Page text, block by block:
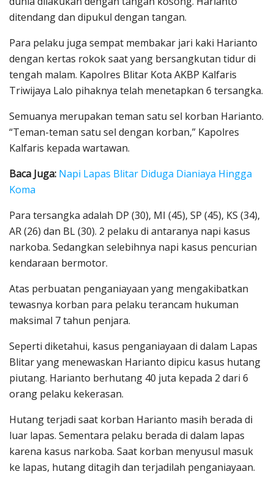
ditendang dan dipukul dengan tangan.
Para pelaku juga sempat membakar jari kaki Harianto
dengan kertas rokok saat yang bersangkutan tidur di
tengah malam. Kapolres Blitar Kota AKBP Kalfaris
Triwijaya Lalo pihaknya telah menetapkan 6 tersangka.
Semuanya merupakan teman satu sel korban Harianto.
“Teman-teman satu sel dengan korban,” Kapolres
Kalfaris kepada wartawan.
Baca Juga: Napi Lapas Blitar Diduga Dianiaya Hingga
Koma
Para tersangka adalah DP (30), MI (45), SP (45), KS (34),
AR (26) dan BL (30). 2 pelaku di antaranya napi kasus
narkoba. Sedangkan selebihnya napi kasus pencurian
kendaraan bermotor.
Atas perbuatan penganiayaan yang mengakibatkan
tewasnya korban para pelaku terancam hukuman
maksimal 7 tahun penjara.
Seperti diketahui, kasus penganiayaan di dalam Lapas
Blitar yang menewaskan Harianto dipicu kasus hutang
piutang. Harianto berhutang 40 juta kepada 2 dari 6
orang pelaku kekerasan.
Hutang terjadi saat korban Harianto masih berada di
luar lapas. Sementara pelaku berada di dalam lapas
karena kasus narkoba. Saat korban menyusul masuk
ke lapas, hutang ditagih dan terjadilah penganiayaan.